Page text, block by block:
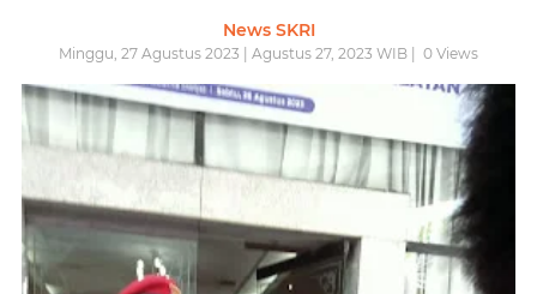
News SKRI
Minggu, 27 Agustus 2023 | Agustus 27, 2023 WIB | 0 Views